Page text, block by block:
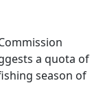
a quota of
season of